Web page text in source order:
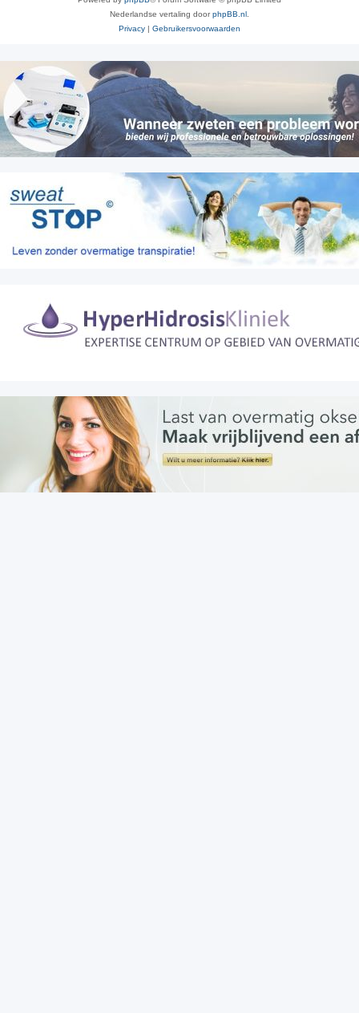
Nederlandse vertaling doorphpBB.nl
Privacy | Gebruikersvoorwaarden